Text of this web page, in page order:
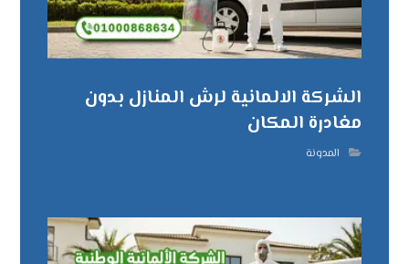
الشركة الالمانية لرش المنازل بدون
مغادرة المكان
المدونة